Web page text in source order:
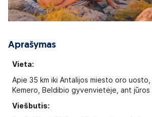
Aprašymas
Vieta:
Apie 35 km iki Antalijos miesto oro uosto,
Kemero, Beldibio gyvenvietėje, ant jūros
Viešbutis: